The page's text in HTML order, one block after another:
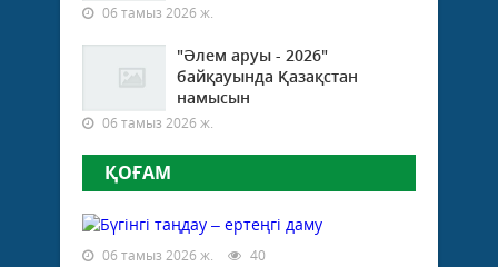
06 тамыз 2026 ж.
"Әлем аруы - 2026"
байқауында Қазақстан
намысын
06 тамыз 2026 ж.
ҚОҒАМ
06 тамыз 2026 ж. 40